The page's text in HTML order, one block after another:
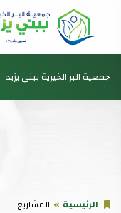
جمعية البر الخيرية ببني يزيد
الرئيسية المشاريع